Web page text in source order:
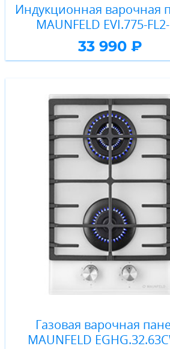
Индукционная варочная
MAUNFELD EVI.775-
33 990 ₽
Газовая варочная
MAUNFELD